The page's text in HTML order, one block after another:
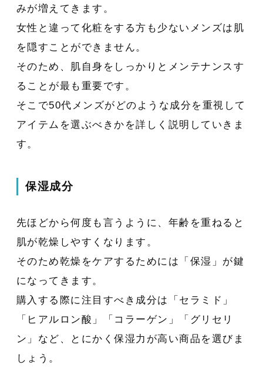
みが増えてきます。
女性と違って化粧をする方も少ないメンズは肌
を隠すことができません。
そのため、肌自身をしっかりとメンテナンスす
ることが最も重要です。
そこで50代メンズがどのような成分を重視して
アイテムを選ぶべきかを詳しく説明していきま
す。
保湿成分
先ほどから何度も言うように、年齢を重ねると
肌が乾燥しやすくなります。
そのため乾燥をケアするためには「保湿」が鍵
になってきます。
購入する際に注目すべき成分は「セラミド」
「ヒアルロン酸」「コラーゲン」「グリセリ
ン」など、とにかく保湿力が高い商品を選びま
しょう。